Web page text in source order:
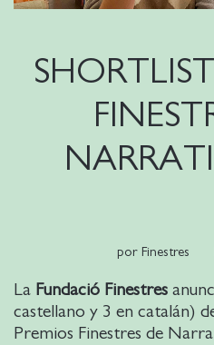
por Finestres
La Fundació Finestres
castellano y 3 en catalán)
Premios Finestres de